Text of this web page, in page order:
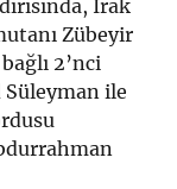
Irak
Zübeyir
2’nci
Süleyman ile